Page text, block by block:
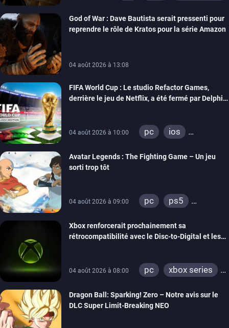
God of War : Dave Bautista serait pressenti pour
reprendre le rôle de Kratos pour la série Amazon
04 août 2026 à 13:08
FIFA World Cup : Le studio Refactor Games,
derrière le jeu de Netflix, a été fermé par Delphi
04 août 2026 à 10:00 pc
ios
Avatar Legends : The Fighting Game – Un jeu
sorti trop tôt
04 août 2026 à 09:00 pc
ps5
switch
switch 2
Xbox renforcerait prochainement sa
rétrocompatibilité avec le Disc-to-Digital et les
04 août 2026 à 08:00 pc
xbox series
xbox 360
Dragon Ball: Sparking! Zero – Notre avis sur le
DLC Super Limit-Breaking NEO